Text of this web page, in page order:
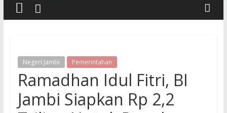
Negeri Jambi Pemerintahan
Ramadhan Idul Fitri, BI
Jambi Siapkan Rp 2,2